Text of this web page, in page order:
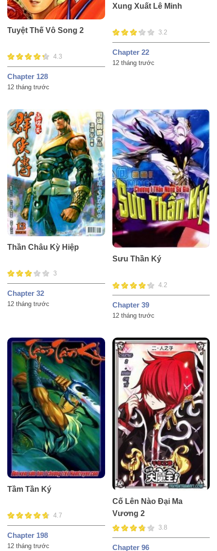
Tuyệt Thế Vô Song 2
4.3
Chapter 128
12 tháng trước
Xung Xuất Lê Minh
3.2
Chapter 22
12 tháng trước
Thần Châu Kỳ Hiệp
3
Chapter 32
12 tháng trước
Sưu Thần Ký
4.2
Chapter 39
12 tháng trước
Tầm Tần Ký
4.7
Chapter 198
12 tháng trước
Cố Lên Nào Đại Ma
Vương 2
3.8
Chapter 96